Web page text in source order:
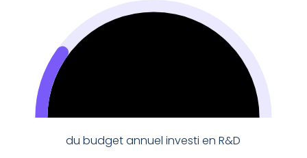
20
du budget annuel investi en R&D